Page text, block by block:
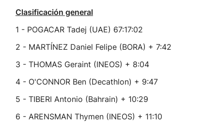
Clasificación general
1 - POGACAR Tadej (UAE) 67:17:02
2 - MARTÍNEZ Daniel Felipe (BORA) + 7:42
3 - THOMAS Geraint (INEOS) + 8:04
4 - O'CONNOR Ben (Decathlon) + 9:47
5 - TIBERI Antonio (Bahrain) + 10:29
6 - ARENSMAN Thymen (INEOS) + 11:10